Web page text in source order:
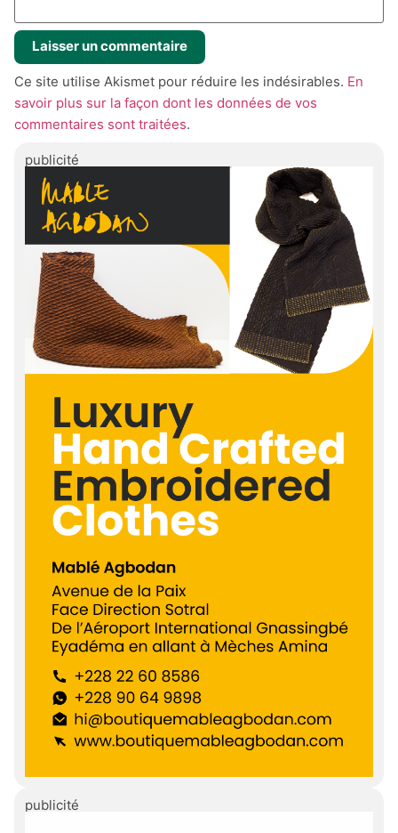
Ce site utilise Akismet pour réduire les indésirables. En
savoir plus sur la façon dont les données de vos
commentaires sont traitées.
publicité
publicité